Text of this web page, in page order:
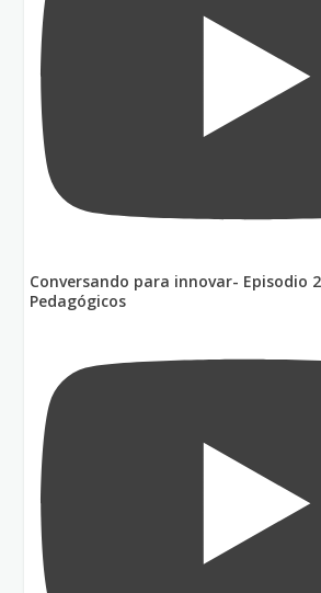
Conversando para innovar- Episodio
Pedagógicos